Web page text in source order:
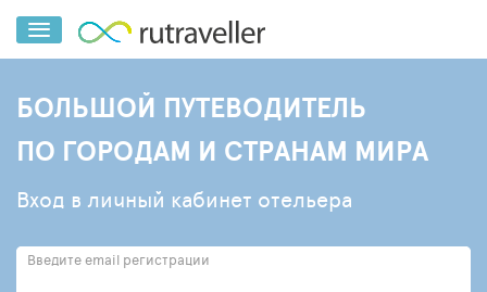
БОЛЬШОЙ ПУТЕВОДИТЕЛЬ
ПО ГОРОДАМ И СТРАНАМ МИРА
Вход в личный кабинет отельера
Введите email регистрации